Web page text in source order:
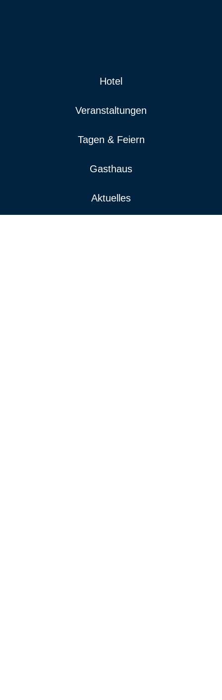
Hotel
Veranstaltungen
Tagen & Feiern
Gasthaus
Aktuelles